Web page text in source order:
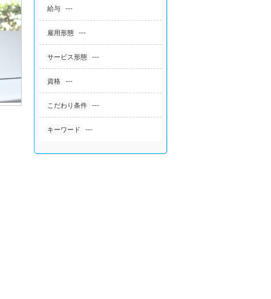
給与 ---
雇用形態 ---
サービス形態 ---
資格 ---
こだわり条件 ---
キーワード ---